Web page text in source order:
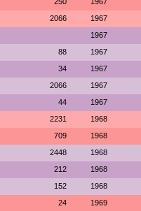
2066 1967
1967
88 1967
34 1967
2066 1967
44 1967
2231 1968
709 1968
2448 1968
212 1968
152 1968
24 1969